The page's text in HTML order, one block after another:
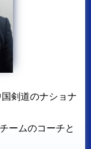
国剣道のナショナ
ームのコーチと